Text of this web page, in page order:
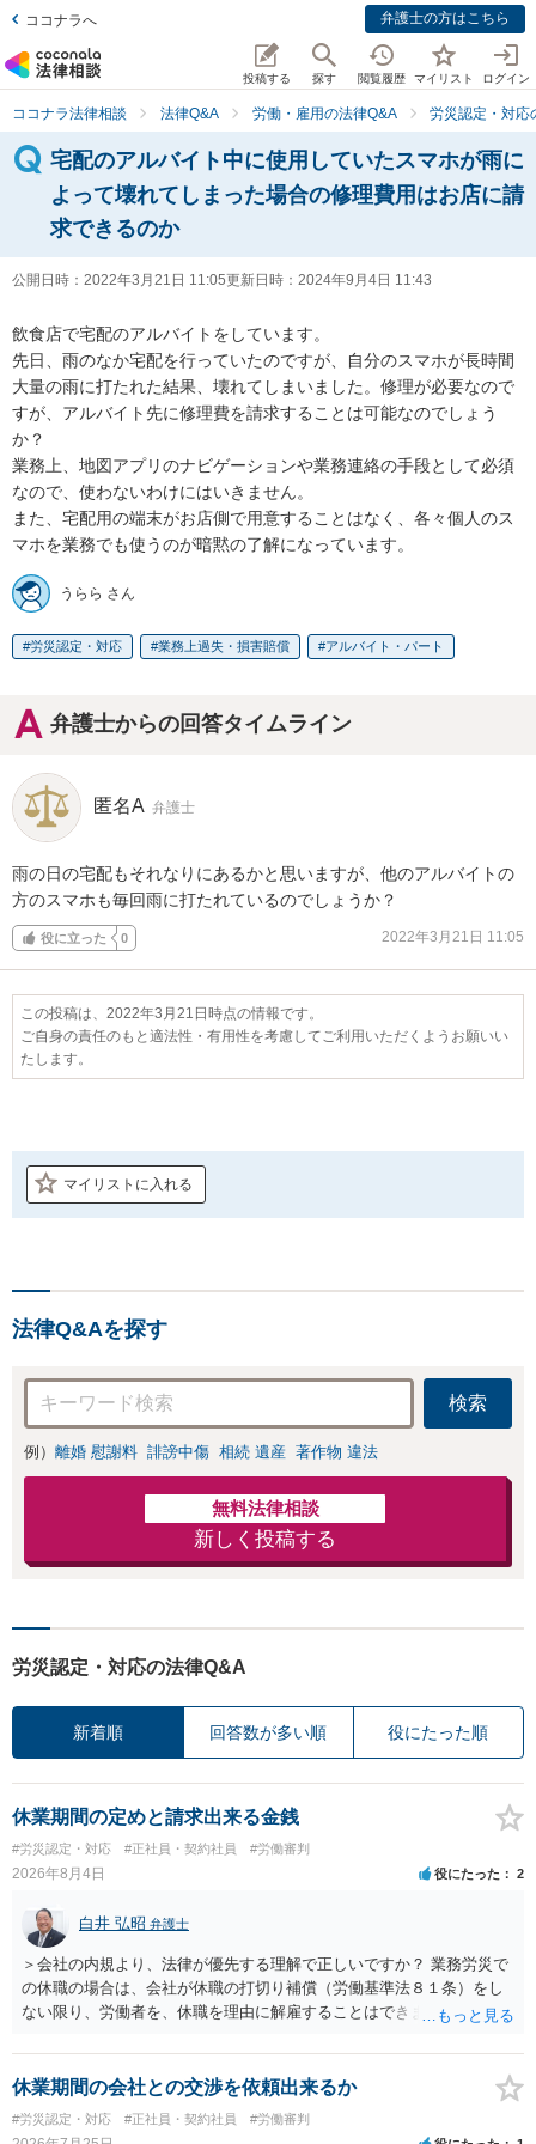
ココナラへ 弁護士の方はこちら
投稿する 探す 閲覧履歴 マイリスト ログイン
ココナラ法律相談 法律Q&A 労働・雇用の法律Q&A 労災認定・対応
宅配のアルバイト中に使用していたスマホが雨に
よって壊れてしまった場合の修理費用はお店に請
求できるのか
公開日時： 2022年3月21日 11:05更新日時： 2024年9月4日 11:43
飲食店で宅配のアルバイトをしています。
先日、雨のなか宅配を行っていたのですが、自分のスマホが長時間
大量の雨に打たれた結果、壊れてしまいました。修理が必要なので
すが、アルバイト先に修理費を請求することは可能なのでしょう
か？
業務上、地図アプリのナビゲーションや業務連絡の手段として必須
なので、使わないわけにはいきません。
また、宅配用の端末がお店側で用意することはなく、各々個人のス
マホを業務でも使うのが暗黙の了解になっています。
うらら さん
労災認定・対応 業務上過失・損害賠償 アルバイト・パート
弁護士からの回答タイムライン
匿名A 弁護士
雨の日の宅配もそれなりにあるかと思いますが、他のアルバイトの
方のスマホも毎回雨に打たれているのでしょうか？
役に立った 0 2022年3月21日 11:05
この投稿は、2022年3月21日時点の情報です。
ご自身の責任のもと適法性・有用性を考慮してご利用いただくようお願いい
たします。
マイリストに入れる
法律Q&Aを探す
検索
例） 離婚 慰謝料 誹謗中傷 相続 遺産 著作物 違法
無料法律相談
新しく投稿する
労災認定・対応の法律Q&A
新着順 回答数が多い順 役にたった順
休業期間の定めと請求出来る金銭
#労災認定・対応 #正社員・契約社員 #労働審判
2026年8月4日 役にたった 2
白井 弘昭 弁護士
＞会社の内規より、法律が優先する理解で正しいですか？ 業務労災で
の休職の場合は、会社が休職の打切り補償（労働基準法８１条）をし
ない限り、労働者を、休職を理由に解雇することはできません（労働
期間満了による退職は、業務労災への適用はありませんので、ご安心
ください。 仮に会社が打切り補償をせずに解雇した場合は、不当解雇
に、受け取れる金銭はありますでしょうか？ 業務労災の場合は、会社
休業期間の会社との交渉を依頼出来るか
#労災認定・対応 #正社員・契約社員 #労働審判